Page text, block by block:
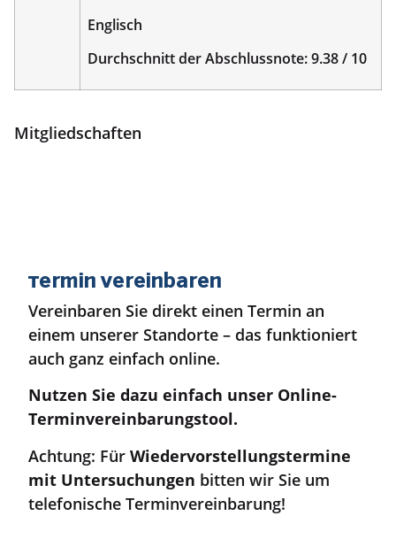
Englisch
Durchschnitt der Abschlussnote: 9.38 / 10
Mitgliedschaften
Termin vereinbaren
Vereinbaren Sie direkt einen Termin an
einem unserer Standorte – das funktioniert
auch ganz einfach online.
Nutzen Sie dazu einfach unser Online-
Terminvereinbarungstool.
Achtung: Für Wiedervorstellungstermine
mit Untersuchungen bitten wir Sie um
telefonische Terminvereinbarung!